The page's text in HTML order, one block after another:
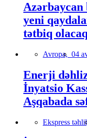
Azərbaycan
yeni
tətbiq olacaq
Avropa, 04
Enerji
İnyatsio
Aşqabada
Ekspress